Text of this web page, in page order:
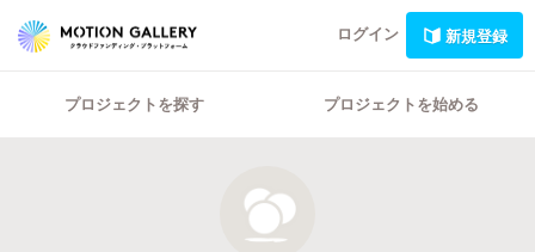
ログイン 新規登録
プロジェクトを探す プロジェクトを始める